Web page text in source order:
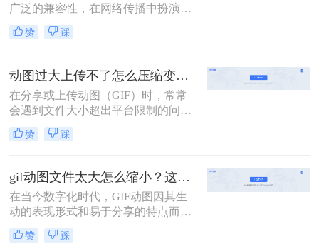
广泛的兼容性，在网络传播中扮演着
重要角色。然而，过大的动图文件不
仅会影响加载速度，还可能占用过多
呢？本文将介绍三种动图压缩方法，
旨在帮助你轻松减小动图文件大小，
同时尽量保持其视觉质量。
赞 踩
动图过大上传不了怎么压缩变小？两招教你轻松压缩！
在分享或上传动图（GIF）时，常常
会遇到文件大小超出平台限制的问
题。为了解决这个问题，我们需要对
动图进行压缩以减小其文件大小。那
呢？别担心，本文将为你介绍两种简
单有效的动图压缩方法，帮助你轻松
解决这一困扰。
赞 踩
gif动图文件太大怎么缩小？这二个压缩方法快学起来！
在当今数字化时代，GIF动图因其生
动的表现形式和易于分享的特点而广
受欢迎。然而，较大的GIF文件不仅
占用大量存储空间，还会拖慢网页加
赞 踩